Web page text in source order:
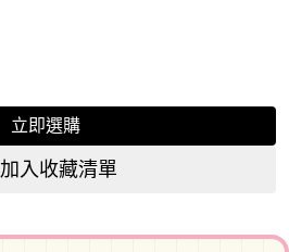
立即選購
加入收藏清單